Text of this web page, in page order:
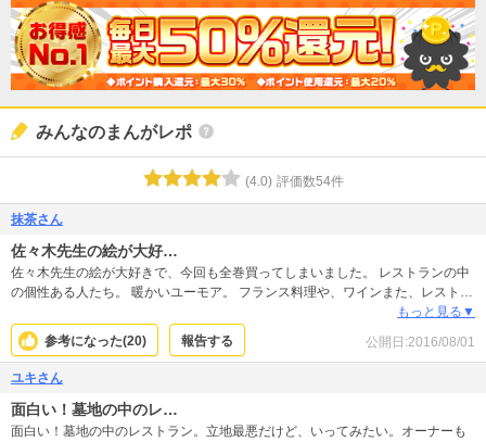
みんなのまんがレポ
(4.0) 評価数54件
抹茶さん
佐々木先生の絵が大好…
佐々木先生の絵が大好きで、今回も全巻買ってしまいました。 レストランの中
の個性ある人たち。 暖かいユーモア。 フランス料理や、ワインまた、レストラ
ンの内輪のお話しなど読みやすく自分の世界が広がる感じです。発表されてか
ら時間は経っていますが、色褪せない。とくに、 オーナーの女性のファッショ
ンは、カラーで見たいです。佐々木先生はどのように作品を作られるのか知り
たいです。 これからも、佐々木先生の作品を、紹介してくださいね。
もっと見る▼
参考になった(20) 報告する 公開日:2016/08/01
ユキさん
面白い！墓地の中のレ…
面白い！墓地の中のレストラン。立地最悪だけど、いってみたい。オーナーも